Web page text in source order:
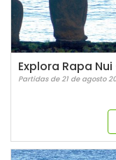
Explora Rapa
Partidas de 21 de agosto